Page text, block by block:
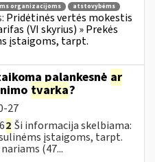
organizacijoms atstovybėms
Pridėtinės vertės mokestis
(VI skyrius) » Prekės
įstaigoms, tarpt.
palankesnė ar
tvarka?
27
2 Ši informacija skelbiama:
įstaigoms, tarpt.
(47...